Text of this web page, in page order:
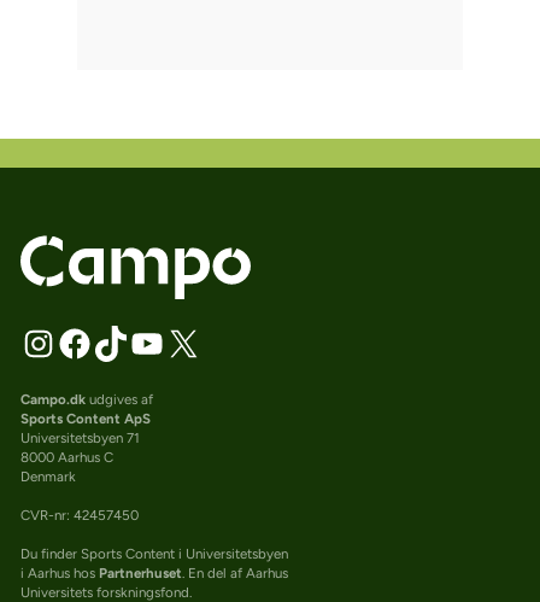
Campo.dkudgives af
Sports Content ApS
Universitetsbyen 71
8000 Aarhus C
Denmark
CVR-nr: 42457450
Du finder Sports Content i Universitetsbyen
i Aarhus hos Partnerhuset. En del af Aarhus
Universitets forskningsfond.